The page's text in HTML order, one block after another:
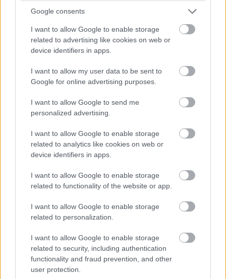
Google consents
I want to allow Google to enable storage
related to advertising like cookies on web or
device identifiers in apps.
I want to allow my user data to be sent to
Google for online advertising purposes.
I want to allow Google to send me
personalized advertising.
I want to allow Google to enable storage
related to analytics like cookies on web or
device identifiers in apps.
I want to allow Google to enable storage
related to functionality of the website or app.
I want to allow Google to enable storage
related to personalization.
I want to allow Google to enable storage
related to security, including authentication
functionality and fraud prevention, and other
user protection.
Albon jól kezd, az első szektorban 14 ezredet kap
Verstappentől, a második viszont nem az igazi.
Bejött a közepes Hamiltonnak: csak egy bő tizedet kap
Pereztől, Norris viszont be sem fejezte a körét a sárga
oldalfalú Pirelliken.
Nézzük, hogy kezdenek a Red Bullok: Perez 1:18,553-mal nyit,
Verstappen pedig egy laza fél másodpercet ad neki, 1:18,099
A McLarenek és a Mercedesek a közepesen jönnek ki,
spórolnak a lágyakkal, Perez viszont lágyon, akárcsak a
mögötte érkező Verstappen.
Stroll még lassabb, Alonso legalább Magnussent elcsípi, de
csak minimális különbséggel.